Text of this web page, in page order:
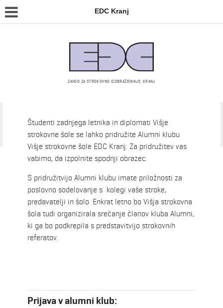
EDC Kranj
ZAVOD ZA STROKOVNO IZOBRAŽEVANJE, KRANJ
Alumni klub
Študenti zadnjega letnika in diplomati Višje
strokovne šole se lahko pridružite Alumni klubu
Višje strokovne šole EDC Kranj. Za pridružitev vas
vabimo, da izpolnite spodnji obrazec.
S pridružitvijo Alumni klubu imate priložnosti za
poslovno sodelovanje s kolegi vaše stroke,
predavatelji in šolo. Enkrat letno bo Višja strokovna
šola tudi organizirala srečanje članov kluba Alumni,
ki ga bo podkrepila s predstavitvijo strokovnih
referatov.
Prijava v alumni klub: